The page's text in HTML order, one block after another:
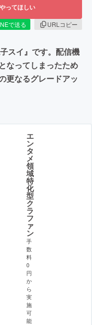
ってほしい
で送る
URLコピー
スイ』です。配信機
なってしまったため
更なるグレードアッ
エ
ン
タ
メ
領
域
特
化
型
ク
ラ
フ
ァ
ン
手
数
料
0
円
か
ら
実
施
可
能